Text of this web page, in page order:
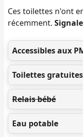
Ces toilettes n'ont
récemment.
Accessibles aux
Toilettes gratuites
Relais bébé
Eau potable